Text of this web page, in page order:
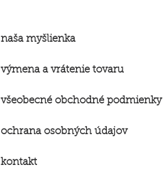
naša myšlienka
výmena a vrátenie tovaru
všeobecné obchodné podmienky
ochrana osobných údajov
kontakt